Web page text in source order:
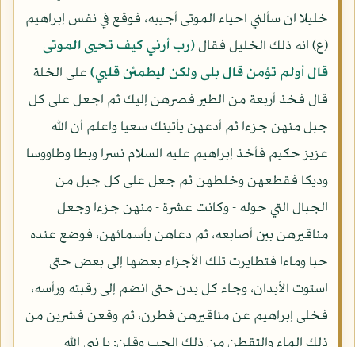
خليلا ان سألني احياء الموتى أجيبه، فوقع في نفس إبراهيم
(ع) انه ذلك الخليل فقال(رب أرني كيف تحيى الموتى
قال أولم تؤمن قال بلى ولكن ليطمئن قلبي) على الخلة
قال فخذ أربعة من الطير فصرهن إليك ثم اجعل على كل
جبل منهن جزءا ثم أدعهن يأتينك سعيا واعلم أن الله
عزيز حكيم فأخذ إبراهيم عليه السلام نسرا وبطا وطاووسا
وديكا فقطعهن وخلطهن ثم جعل على كل جبل من
الجبال التي حوله - وكانت عشرة - منهن جزءا وجعل
مناقيرهن بين أصابعه، ثم دعاهن بأسمائهن، فوضع عنده
حبا وماءا فتطايرت تلك الأجزاء بعضها إلى بعض حتى
استوت الأبدان، وجاء كل بدن حتى انضم إلى رقبته ورأسه،
فخلى إبراهيم عن مناقيرهن فطرن، ثم وقعن فشربن من